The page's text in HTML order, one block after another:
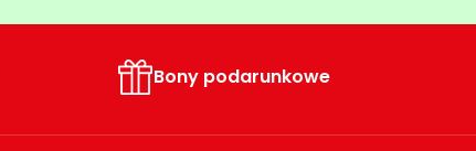
Bony podarunkowe